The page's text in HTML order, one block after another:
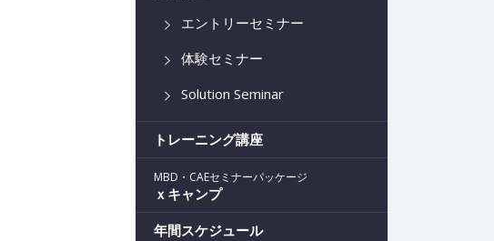
エントリーセミナー
体験セミナー
Solution Seminar
トレーニング講座
MBD・CAEセミナーパッケージ
ｘキャンプ
年間スケジュール